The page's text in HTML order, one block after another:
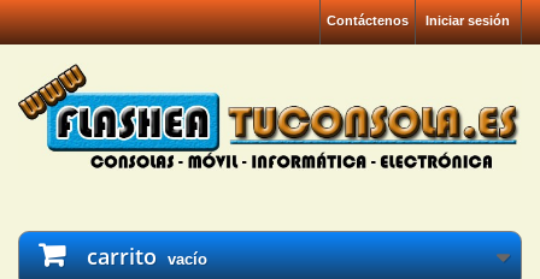
Iniciar sesión
Contáctenos
carrito vacío